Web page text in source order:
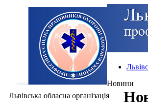
Новини
Львівська обласна організація